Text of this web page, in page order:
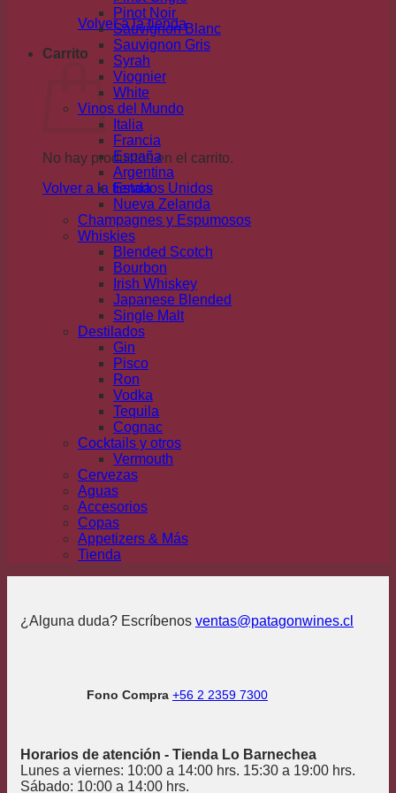
Volver a la tienda
Carrito
No hay productos en el carrito.
Volver a la tienda
Pinot Noir
Sauvignon Blanc
Sauvignon Gris
Syrah
Viognier
White
Vinos del Mundo
Italia
Francia
España
Argentina
Estados Unidos
Nueva Zelanda
Champagnes y Espumosos
Whiskies
Blended Scotch
Bourbon
Irish Whiskey
Japanese Blended
Single Malt
Destilados
Gin
Pisco
Ron
Vodka
Tequila
Cognac
Cocktails y otros
Vermouth
Cervezas
Aguas
Accesorios
Copas
Appetizers & Más
Tienda
¿Alguna duda? Escríbenos ventas@patagonwines.cl
Fono Compra +56 2 2359 7300
Horarios de atención - Tienda Lo Barnechea
Lunes a viernes: 10:00 a 14:00 hrs. 15:30 a 19:00 hrs.
Sábado: 10:00 a 14:00 hrs.